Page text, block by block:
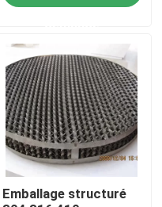
Emballage structuré